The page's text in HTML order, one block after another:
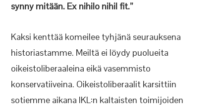
synny mitään. Ex nihilo nihil fit.”
Kaksi kenttää komeilee tyhjänä seurauksena
historiastamme. Meiltä ei löydy puolueita
oikeistoliberaaleina eikä vasemmisto
konservatiiveina. Oikeistoliberaalit karsittiin
sotiemme aikana IKL:n kaltaisten toimijoiden